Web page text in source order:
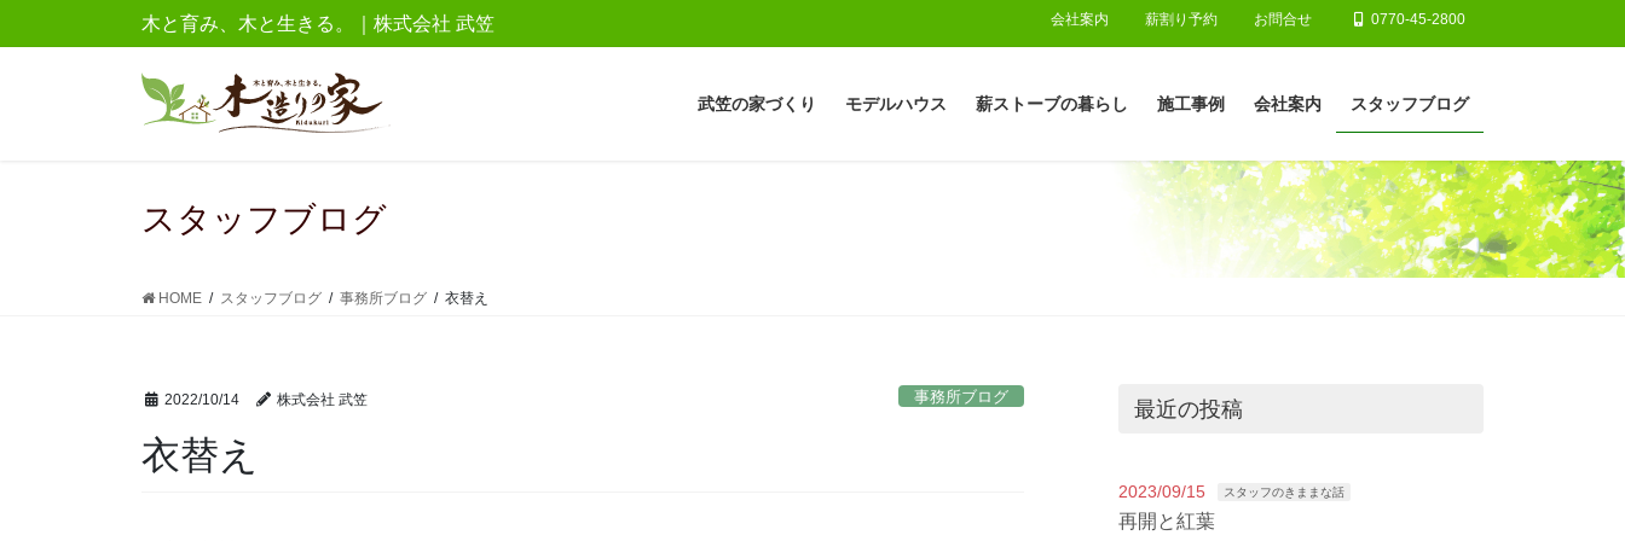
木と育み、木と生きる。｜株式会社 武笠 会社案内 薪割り予約 お問合せ 0770-45-2800
武笠の家づくり モデルハウス 薪ストーブの暮らし 施工事例 会社案内 スタッフブログ
スタッフブログ
HOME スタッフブログ 事務所ブログ 衣替え
2022/10/14 株式会社 武笠 事務所ブログ
衣替え
最近の投稿
2023/09/15 スタッフのきままな話
再開と紅葉